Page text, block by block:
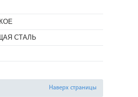
СТАЛЬ
Наверх страницы